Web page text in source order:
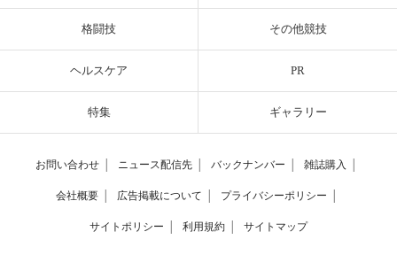
格闘技 その他競技
ヘルスケア PR
特集 ギャラリー
お問い合わせ ニュース配信先 バックナンバー 雑誌購入
会社概要 広告掲載について プライバシーポリシー
サイトポリシー 利用規約 サイトマップ